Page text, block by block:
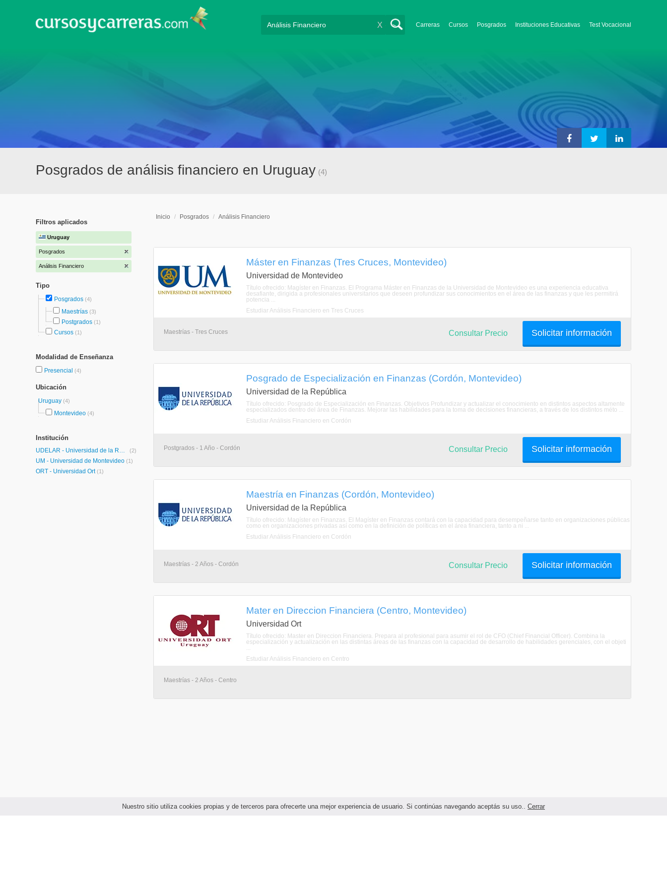
Nuestro sitio utiliza cookies propias y de terceros para ofrecerte una mejor experiencia de usuario. Si continúas navegando aceptás su uso.. Cerrar
Carreras Cursos Posgrados Instituciones Educativas Test Vocacional
X
Posgrados de análisis financiero en Uruguay (4)
Filtros aplicados
Uruguay
Posgrados
Análisis Financiero
Tipo
Posgrados (4)
Maestrías (3)
Postgrados (1)
Cursos (1)
Modalidad de Enseñanza
Presencial (4)
Ubicación
Uruguay (4)
Montevideo (4)
Institución
UDELAR - Universidad de la República (2)
UM - Universidad de Montevideo (1)
ORT - Universidad Ort (1)
Inicio / Posgrados / Análisis Financiero
Máster en Finanzas (Tres Cruces, Montevideo)
Universidad de Montevideo
Título ofrecido: Magíster en Finanzas. El Programa Máster en Finanzas de la Universidad de Montevideo es una experiencia educativa
desafiante, dirigida a profesionales universitarios que deseen profundizar sus conocimientos en el área de las finanzas y que les permitirá
potencia ...
Estudiar Análisis Financiero en Tres Cruces
Maestrías - Tres Cruces Solicitar información
Consultar Precio
Posgrado de Especialización en Finanzas (Cordón, Montevideo)
Universidad de la República
Título ofrecido: Posgrado de Especialización en Finanzas. Objetivos Profundizar y actualizar el conocimiento en distintos aspectos altamente
especializados dentro del área de Finanzas. Mejorar las habilidades para la toma de decisiones financieras, a través de los distintos méto ...
Estudiar Análisis Financiero en Cordón
Postgrados - 1 Año - Cordón Solicitar información
Consultar Precio
Maestría en Finanzas (Cordón, Montevideo)
Universidad de la República
Título ofrecido: Magíster en Finanzas. El Magíster en Finanzas contará con la capacidad para desempeñarse tanto en organizaciones públicas
como en organizaciones privadas así como en la definición de políticas en el área financiera, tanto a ni ...
Estudiar Análisis Financiero en Cordón
Maestrías - 2 Años - Cordón Solicitar información
Consultar Precio
Mater en Direccion Financiera (Centro, Montevideo)
Universidad Ort
Título ofrecido: Master en Direccion Financiera. Prepara al profesional para asumir el rol de CFO (Chief Financial Officer). Combina la
especialización y actualización en las distintas áreas de las finanzas con la capacidad de desarrollo de habilidades gerenciales, con el objeti
...
Estudiar Análisis Financiero en Centro
Maestrías - 2 Años - Centro